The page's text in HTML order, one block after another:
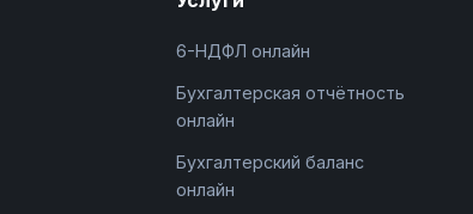
6-НДФЛ онлайн
Бухгалтерская отчётность
онлайн
Бухгалтерский баланс
онлайн